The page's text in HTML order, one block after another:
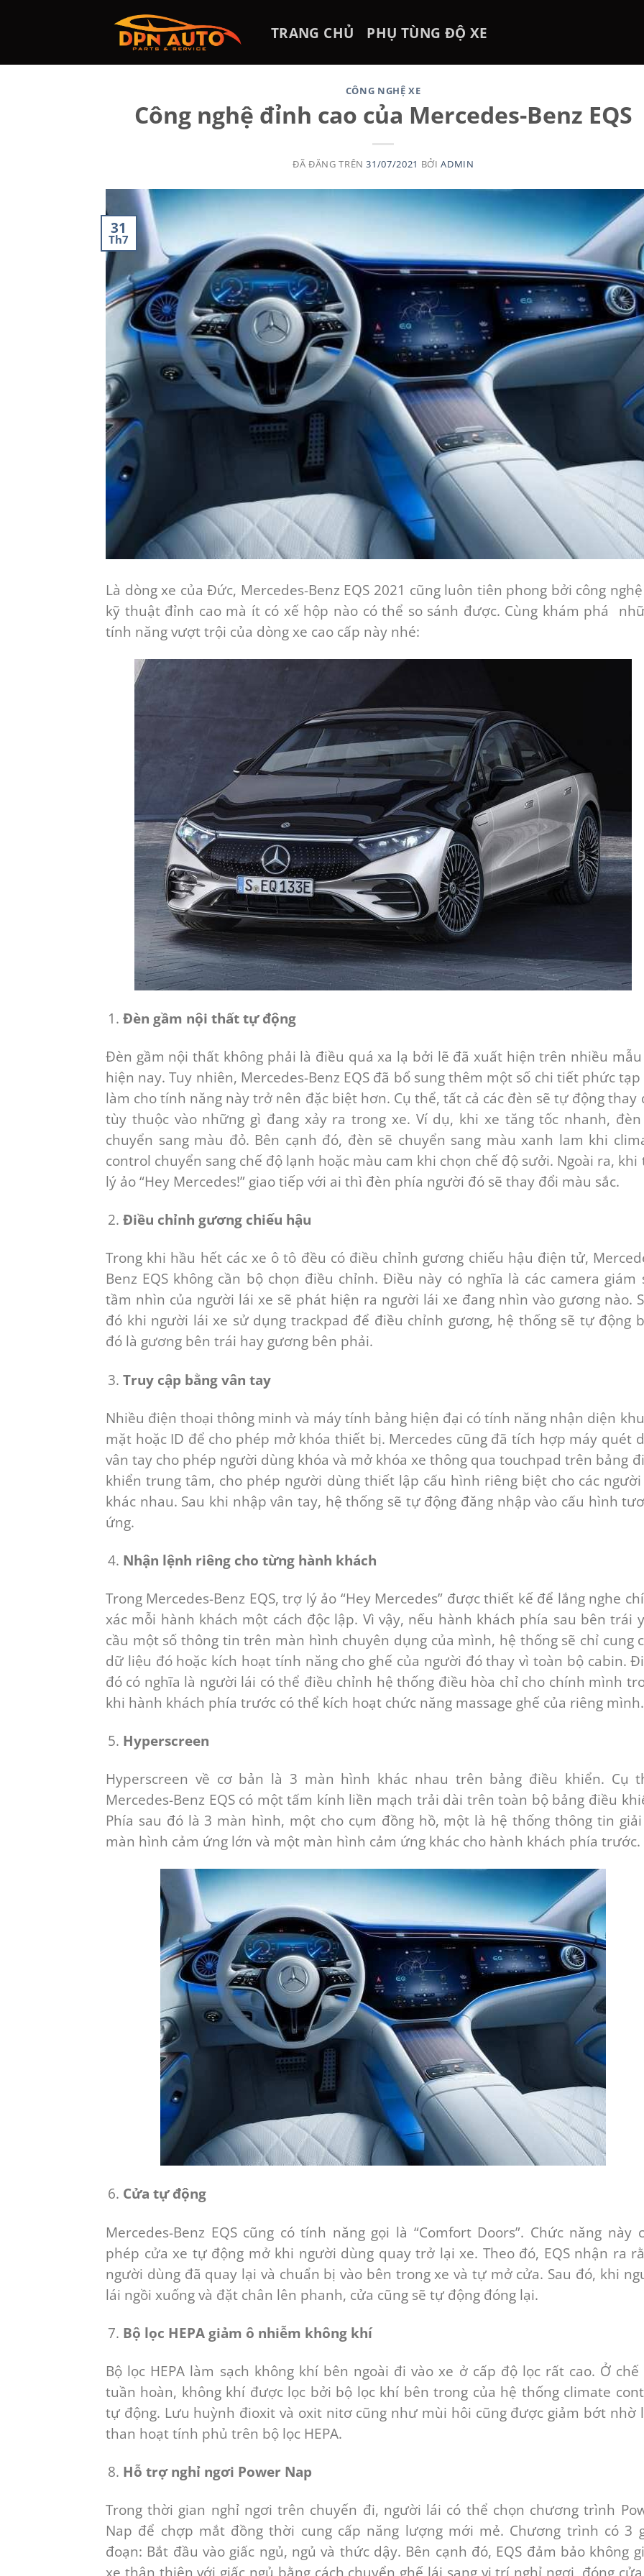
TRANG CHỦ PHỤ TÙNG ĐỘ XE
CÔNG NGHỆ XE
Công nghệ đỉnh cao của Mercedes-Benz EQS
ĐÃ ĐĂNG TRÊN31/07/2021 BỞIADMIN
31
Th7
Là dòng xe của Đức, Mercedes-Benz EQS 2021 cũng luôn tiên phong bởi công nghệ
kỹ thuật đỉnh cao mà ít có xế hộp nào có thể so sánh được. Cùng khám phá
tính năng vượt trội của dòng xe cao cấp này nhé:
Đèn gầm nội thất tự động
Đèn gầm nội thất không phải là điều quá xa lạ bởi lẽ đã xuất hiện trên nhiều mẫu
hiện nay. Tuy nhiên, Mercedes-Benz EQS đã bổ sung thêm một số chi tiết phức tạp
làm cho tính năng này trở nên đặc biệt hơn. Cụ thể, tất cả các đèn sẽ tự động thay
tùy thuộc vào những gì đang xảy ra trong xe. Ví dụ, khi xe tăng tốc nhanh, đèn
chuyển sang màu đỏ. Bên cạnh đó, đèn sẽ chuyển sang màu xanh lam khi
control chuyển sang chế độ lạnh hoặc màu cam khi chọn chế độ sưởi. Ngoài ra, khi
lý ảo “Hey Mercedes!” giao tiếp với ai thì đèn phía người đó sẽ thay đổi màu sắc.
Điều chỉnh gương chiếu hậu
Trong khi hầu hết các xe ô tô đều có điều chỉnh gương chiếu hậu điện tử,
Benz EQS không cần bộ chọn điều chỉnh. Điều này có nghĩa là các camera giám
tầm nhìn của người lái xe sẽ phát hiện ra người lái xe đang nhìn vào gương nào.
đó khi người lái xe sử dụng trackpad để điều chỉnh gương, hệ thống sẽ tự động
đó là gương bên trái hay gương bên phải.
Truy cập bằng vân tay
Nhiều điện thoại thông minh và máy tính bảng hiện đại có tính năng nhận diện
mặt hoặc ID để cho phép mở khóa thiết bị. Mercedes cũng đã tích hợp máy quét
vân tay cho phép người dùng khóa và mở khóa xe thông qua touchpad trên bảng
khiển trung tâm, cho phép người dùng thiết lập cấu hình riêng biệt cho các
khác nhau. Sau khi nhập vân tay, hệ thống sẽ tự động đăng nhập vào cấu hình
ứng.
Nhận lệnh riêng cho từng hành khách
Trong Mercedes-Benz EQS, trợ lý ảo “Hey Mercedes” được thiết kế để lắng nghe
xác mỗi hành khách một cách độc lập. Vì vậy, nếu hành khách phía sau bên trái
cầu một số thông tin trên màn hình chuyên dụng của mình, hệ thống sẽ chỉ cung
dữ liệu đó hoặc kích hoạt tính năng cho ghế của người đó thay vì toàn bộ cabin.
đó có nghĩa là người lái có thể điều chỉnh hệ thống điều hòa chỉ cho chính mình
khi hành khách phía trước có thể kích hoạt chức năng massage ghế của riêng mình.
Hyperscreen
Hyperscreen về cơ bản là 3 màn hình khác nhau trên bảng điều khiển. Cụ
Mercedes-Benz EQS có một tấm kính liền mạch trải dài trên toàn bộ bảng điều
Phía sau đó là 3 màn hình, một cho cụm đồng hồ, một là hệ thống thông tin
màn hình cảm ứng lớn và một màn hình cảm ứng khác cho hành khách phía trước.
Cửa tự động
Mercedes-Benz EQS cũng có tính năng gọi là “Comfort Doors”. Chức năng này
phép cửa xe tự động mở khi người dùng quay trở lại xe. Theo đó, EQS nhận ra
người dùng đã quay lại và chuẩn bị vào bên trong xe và tự mở cửa. Sau đó, khi
lái ngồi xuống và đặt chân lên phanh, cửa cũng sẽ tự động đóng lại.
Bộ lọc HEPA giảm ô nhiễm không khí
Bộ lọc HEPA làm sạch không khí bên ngoài đi vào xe ở cấp độ lọc rất cao. Ở chế
tuần hoàn, không khí được lọc bởi bộ lọc khí bên trong của hệ thống climate
tự động. Lưu huỳnh đioxit và oxit nitơ cũng như mùi hôi cũng được giảm bớt nhờ
than hoạt tính phủ trên bộ lọc HEPA.
Hỗ trợ nghỉ ngơi Power Nap
Trong thời gian nghỉ ngơi trên chuyến đi, người lái có thể chọn chương trình
Nap để chợp mắt đồng thời cung cấp năng lượng mới mẻ. Chương trình có 3
đoạn: Bắt đầu vào giấc ngủ, ngủ và thức dậy. Bên cạnh đó, EQS đảm bảo không
xe thân thiện với giấc ngủ bằng cách chuyển ghế lái sang vị trí nghỉ ngơi, đóng